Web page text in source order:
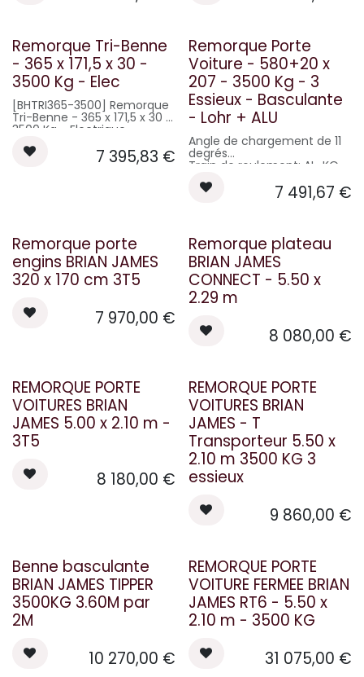
Dimensions de passage
ouverture arrière : 163 x 187
cm
Roues : 185/70R13
Épuisé
Remorque Tri-Benne
- 365 x 171,5 x 30 -
3500 Kg - Elec
[BHTRI365-3500] Remorque
Tri-Benne - 365 x 171,5 x 30 -
3500 Kg - Electrique
Commandes Hydrauliques
électrique
Double châssis mécano-
Ridelles alu
Essieu galvanisé à
suspension intégrée
Freinage par inertie à recul
automatique
dans la traverse arrière
Roue jockey automatique
Charge utile : 2538 kg
Essieux : 2 x 1800 Kg freinés
Dimensions utile : 365 x 171,5
x 30 cm
7 395,83 €
Remorque Porte
Voiture - 580+20 x
207 - 3500 Kg - 3
Essieux - Basculante
- Lohr + ALU
Angle de chargement de 11
degrés
Train de roulement: AL-KO
Suspension: indépendant,
amortissement basé sur la
barre de torsion
fermés en acier de
construction renforcée et
soudé
Superficie de transport en
acier perforée, anti-glisse,
aux trous de type LOHR,
De série : remplissage en alu
texturé, treuil, roue jockey
glisse, aux trous ovales
Galvanisée au chaud,
anticorrosion
PTAC : 3500 Kg
PV: 990
Essieux : 3 x 1350 Kg freinés
Dimensions caisse : 580 + 20
x 200 cm
roue de secours intégré sur
façade avant)
7 491,67 €
Remorque porte
engins BRIAN JAMES
320 x 170 cm 3T5
7 970,00 €
Remorque plateau
BRIAN JAMES
CONNECT - 5.50 x
2.29 m
8 080,00 €
REMORQUE PORTE
VOITURES BRIAN
JAMES 5.00 x 2.10 m -
3T5
8 180,00 €
REMORQUE PORTE
VOITURES BRIAN
JAMES - T
Transporteur 5.50 x
2.10 m 3500 KG 3
essieux
9 860,00 €
Benne basculante
BRIAN JAMES TIPPER
3500KG 3.60M par
2M
10 270,00 €
FIN DE SERIE !
REMORQUE PORTE
VOITURE FERMEE BRIAN
JAMES RT6 - 5.50 x
2.10 m - 3500 KG
31 075,00 €